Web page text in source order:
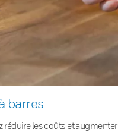
barres
réduire les coûts et augmenter